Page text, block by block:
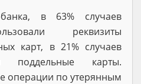
в 63% случаев
реквизиты
карт, в 21% случаев
поддельные карты.
операции по утерянным